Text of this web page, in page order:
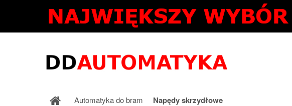
Automatyka do bram Napędy skrzydłowe